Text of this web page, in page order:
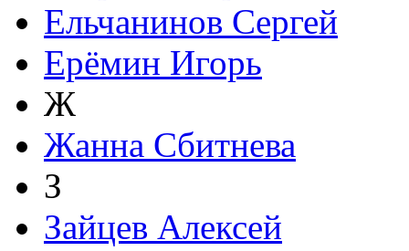
Ельчанинов Сергей
Ерёмин Игорь
Ж
Жанна Сбитнева
З
Зайцев Алексей